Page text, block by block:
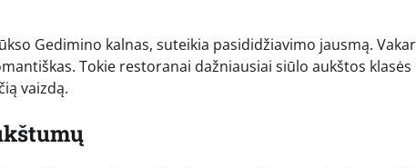
Gedimino kalnas, suteikia pasididžiavimo jausmą.
Tokie restoranai dažniausiai siūlo aukštos klasės
vaizdą.